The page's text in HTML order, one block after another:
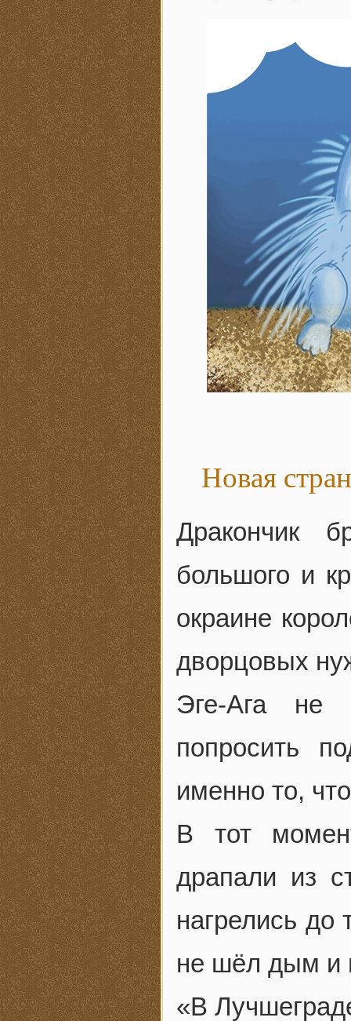
Новая
Дракончик
большого и
окраине
дворцовых
Эге-Ага не
попросить
именно то,
В тот
драпали из
нагрелись до
не шёл дым и
«В